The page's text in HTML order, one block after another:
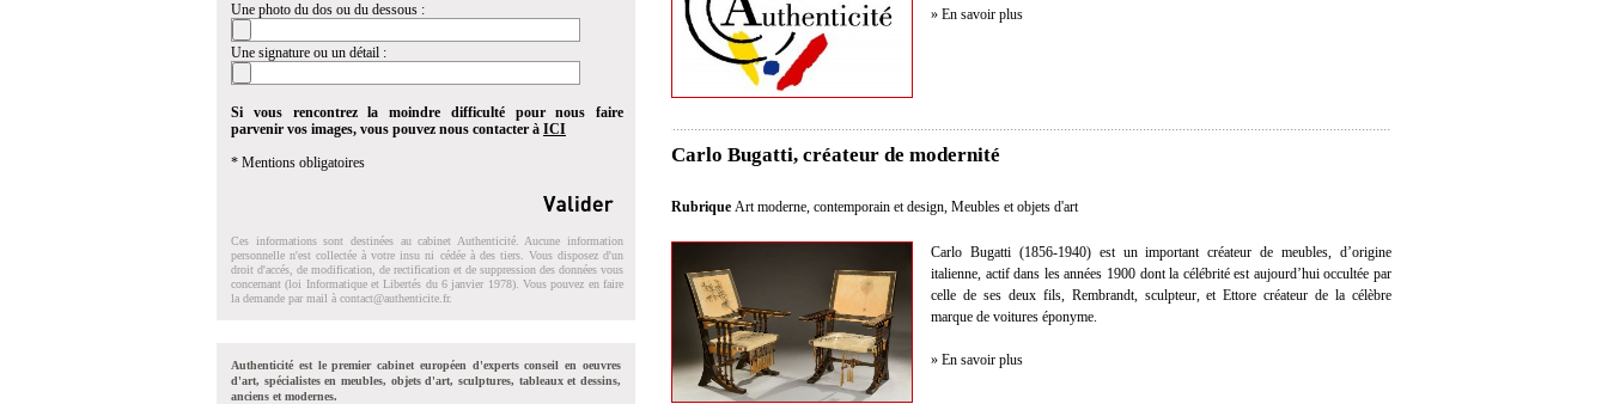
Une photo du dos ou du dessous :
Une signature ou un détail :
Si vous rencontrez la moindre difficulté pour nous faire
parvenir vos images, vous pouvez nous contacter à ICI
* Mentions obligatoires
Ces informations sont destinées au cabinet Authenticité. Aucune information
personnelle n'est collectée à votre insu ni cédée à des tiers. Vous disposez d'un
droit d'accés, de modification, de rectification et de suppression des données vous
concernant (loi Informatique et Libertés du 6 janvier 1978). Vous pouvez en faire
la demande par mail à contact@authenticite.fr.
Authenticité est le premier cabinet européen d'experts conseil en oeuvres
d'art, spécialistes en meubles, objets d'art, sculptures, tableaux et dessins,
anciens et modernes.
» En savoir plus
Carlo Bugatti, créateur de modernité
Rubrique Art moderne, contemporain et design, Meubles et objets d'art
Carlo Bugatti (1856-1940) est un important créateur de meubles, d’origine
italienne, actif dans les années 1900 dont la célébrité est aujourd’hui occultée par
celle de ses deux fils, Rembrandt, sculpteur, et Ettore créateur de la célèbre
marque de voitures éponyme.
» En savoir plus